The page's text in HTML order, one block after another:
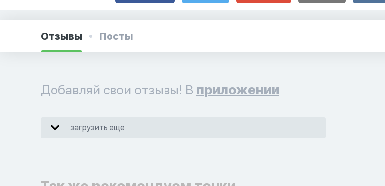
Отзывы Посты
Добавляй свои отзывы! В приложении
загрузить еще